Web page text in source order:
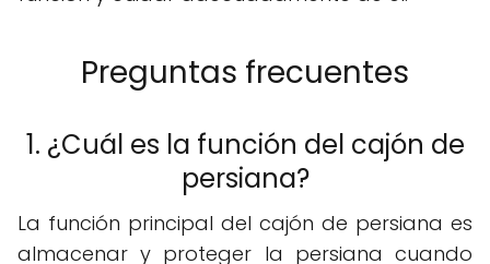
Preguntas frecuentes
1. ¿Cuál es la función del cajón de
persiana?
La función principal del cajón de persiana es
almacenar y proteger la persiana cuando